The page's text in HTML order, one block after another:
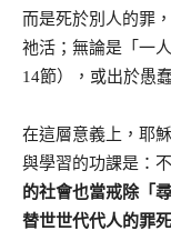
而是死於別人的罪
祂活；無論是「一
14節），或出於愚
在這層意義上，耶
與學習的功課是：
的社會也當戒除「
替世世代代人的罪